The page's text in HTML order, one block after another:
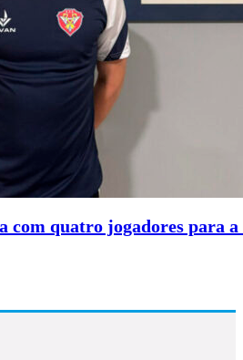
com quatro jogadores para a